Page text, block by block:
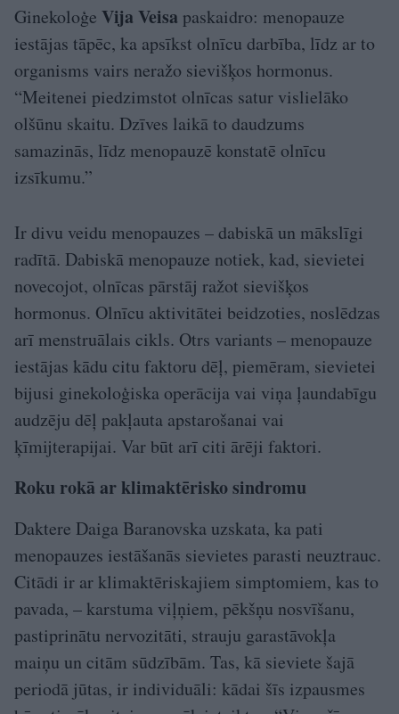
Ginekoloģe Vija Veisa paskaidro: menopauze
iestājas tāpēc, ka apsīkst olnīcu darbība, līdz ar to
organisms vairs neražo sievišķos hormonus.
“Meitenei piedzimstot olnīcas satur vislielāko
olšūnu skaitu. Dzīves laikā to daudzums
samazinās, līdz menopauzē konstatē olnīcu
izsīkumu.”
Ir divu veidu menopauzes – dabiskā un mākslīgi
radītā. Dabiskā menopauze notiek, kad, sievietei
novecojot, olnīcas pārstāj ražot sievišķos
hormonus. Olnīcu aktivitātei beidzoties, noslēdzas
arī menstruālais cikls. Otrs variants – menopauze
iestājas kādu citu faktoru dēļ, piemēram, sievietei
bijusi ginekoloģiska operācija vai viņa ļaundabīgu
audzēju dēļ pakļauta apstarošanai vai
ķīmijterapijai. Var būt arī citi ārēji faktori.
Roku rokā ar klimaktērisko sindromu
Daktere Daiga Baranovska uzskata, ka pati
menopauzes iestāšanās sievietes parasti neuztrauc.
Citādi ir ar klimaktēriskajiem simptomiem, kas to
pavada, – karstuma viļņiem, pēkšņu nosvīšanu,
pastiprinātu nervozitāti, strauju garastāvokļa
maiņu un citām sūdzībām. Tas, kā sieviete šajā
periodā jūtas, ir individuāli: kādai šīs izpausmes